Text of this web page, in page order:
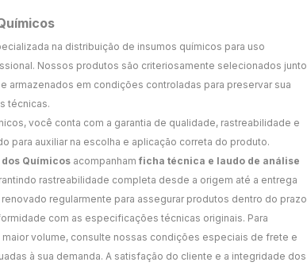
na distribuição de insumos químicos para uso
Nossos produtos são criteriosamente selecionados junto
armazenados em condições controladas para preservar sua
técnicas.
você conta com a garantia de qualidade, rastreabilidade e
para auxiliar na escolha e aplicação correta do produto.
dos Químicos acompanham ficha técnica e laudo de análise
rastreabilidade completa desde a origem até a entrega
regularmente para assegurar produtos dentro do prazo
com as especificações técnicas originais. Para
volume, consulte nossas condições especiais de frete e
à sua demanda. A satisfação do cliente e a integridade dos